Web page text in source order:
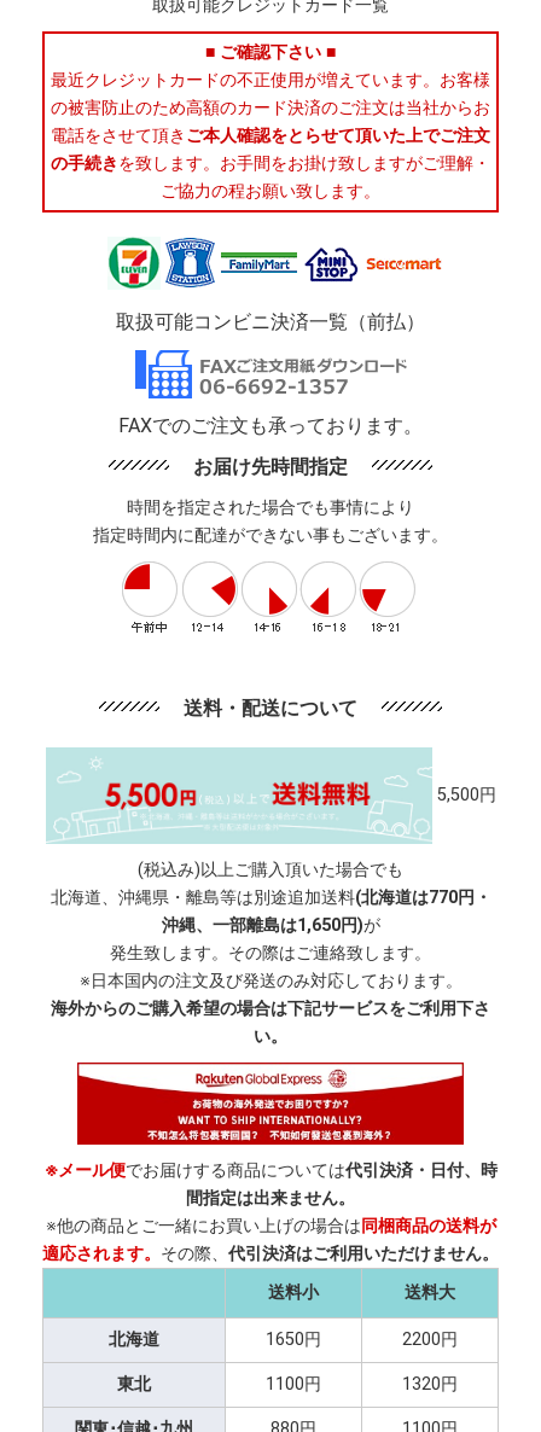
取扱可能クレジットカード一覧
■ ご確認下さい ■
最近クレジットカードの不正使用が増えています。お客様
の被害防止のため高額のカード決済のご注文は当社からお
電話をさせて頂き ご本人確認をとらせて頂いた上でご注文
の手続きを致します。お手間をお掛け致しますがご理解・
ご協力の程お願い致します。
取扱可能コンビニ決済一覧（前払）
FAXでのご注文も承っております。
お届け先時間指定
時間を指定された場合でも事情により
指定時間内に配達ができない事もございます。
送料・配送について
5,500円
(税込み)以上ご購入頂いた場合でも
北海道、沖縄県・離島等は別途追加送料(北海道は770円・
沖縄、一部離島は1,650円)が
発生致します。その際はご連絡致します。
※日本国内の注文及び発送のみ対応しております。
海外からのご購入希望の場合は下記サービスをご利用下さ
い。
※メール便でお届けする商品については代引決済・日付、時
間指定は出来ません。
※他の商品とご一緒にお買い上げの場合は同梱商品の送料が
適応されます。 その際、 代引決済はご利用いただけません。
送料小
送料大
北海道 1650円 2200円
東北 1100円 1320円